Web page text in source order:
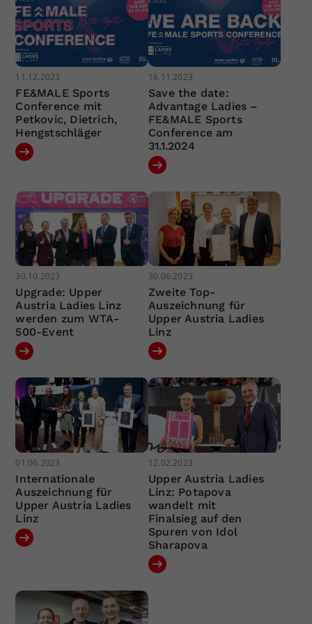
11.12.2023
FE&MALE Sports
Conference mit
Petkovic, Dietrich,
Hengstschläger
16.11.2023
Save the date:
Advantage Ladies –
FE&MALE Sports
Conference am
31.1.2024
30.10.2023
Upgrade: Upper
Austria Ladies Linz
werden zum WTA-
500-Event
30.06.2023
Zweite Top-
Auszeichnung für
Upper Austria Ladies
Linz
01.06.2023
Internationale
Auszeichnung für
Upper Austria Ladies
Linz
12.02.2023
Upper Austria Ladies
Linz: Potapova
wandelt mit
Finalsieg auf den
Spuren von Idol
Sharapova